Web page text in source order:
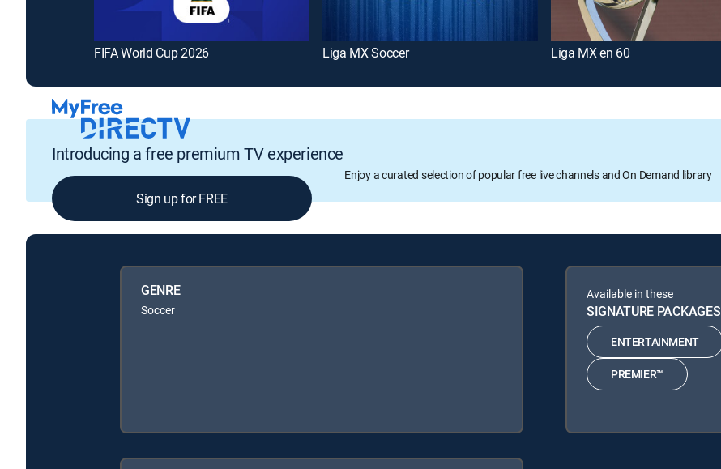
FIFA World Cup 2026 Liga MX Soccer Liga MX en 60
Introducing a free premium TV experience
Enjoy a curated selection of popular free live channels and On Demand library
Sign up for FREE
GENRE
Soccer
Available in these
SIGNATURE PACKAGES
ENTERTAINMENT
PREMIER™